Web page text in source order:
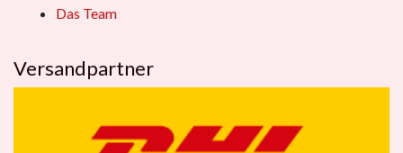
Das Team
Versandpartner